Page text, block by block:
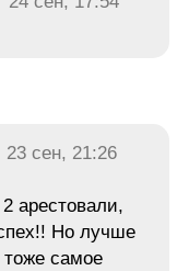
23 сен, 21:26
арестовали,
Но лучше
тоже самое